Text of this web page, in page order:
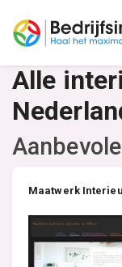
Alle
Maatwerk